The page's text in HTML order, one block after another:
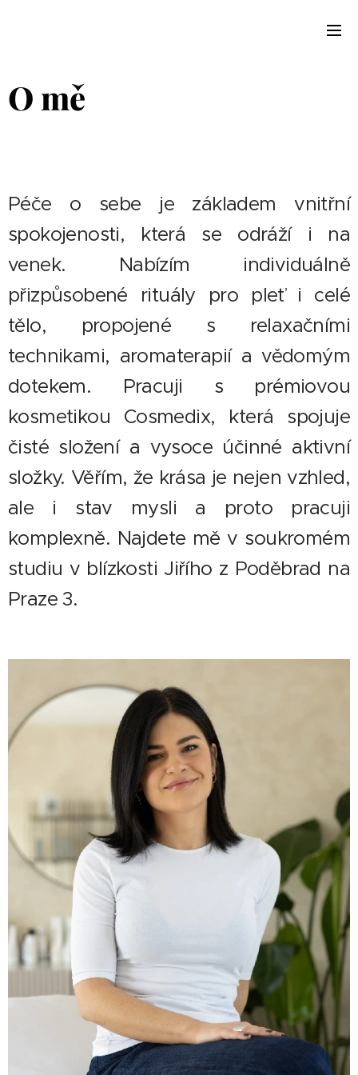
O mě
Péče o sebe je základem vnitřní
spokojenosti, která se odráží i na
venek. Nabízím individuálně
přizpůsobené rituály pro pleť i celé
tělo, propojené s relaxačními
technikami, aromaterapií a vědomým
dotekem. Pracuji s prémiovou
kosmetikou Cosmedix, která spojuje
čisté složení a vysoce účinné aktivní
složky. Věřím, že krása je nejen vzhled,
ale i stav mysli a proto pracuji
komplexně. Najdete mě v soukromém
studiu v blízkosti Jiřího z Poděbrad na
Praze 3.